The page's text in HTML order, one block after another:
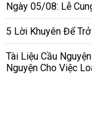
Ngày 05/08: Lễ
5 Lời Khuyên Để
Tài Liệu Cầu
Nguyện Cho Việc